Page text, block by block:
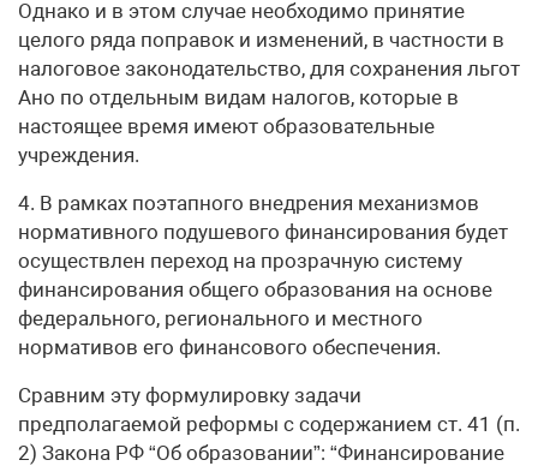
Однако и в этом случае необходимо принятие
целого ряда поправок и изменений, в частности в
налоговое законодательство, для сохранения льгот
Ано по отдельным видам налогов, которые в
настоящее время имеют образовательные
учреждения.
4. В рамках поэтапного внедрения механизмов
нормативного подушевого финансирования будет
осуществлен переход на прозрачную систему
финансирования общего образования на основе
федерального, регионального и местного
нормативов его финансового обеспечения.
Сравним эту формулировку задачи
предполагаемой реформы с содержанием ст. 41 (п.
2) Закона РФ “Об образовании”: “Финансирование